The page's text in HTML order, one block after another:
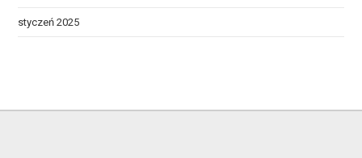
styczeń 2025